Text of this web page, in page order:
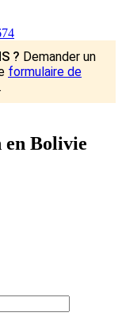
? Demander un
formulaire de
en Bolivie